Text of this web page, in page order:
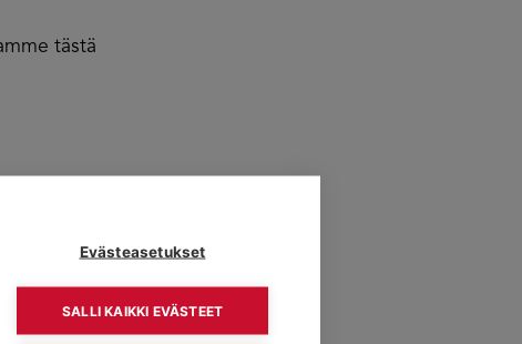
tästä
liitteineen
Evästeasetukset
SALLI KAIKKI EVÄSTEET